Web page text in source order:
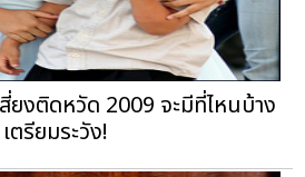
ยงติดหวัด 2009 จะมีที่ไหนบ้าง
เตรียมระวัง!